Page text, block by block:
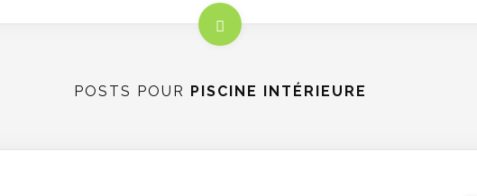
POSTS POUR PISCINE INTÉRIEURE